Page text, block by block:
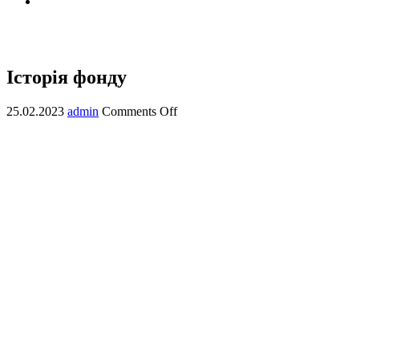
Історія фонду
25.02.2023 admin Comments Off